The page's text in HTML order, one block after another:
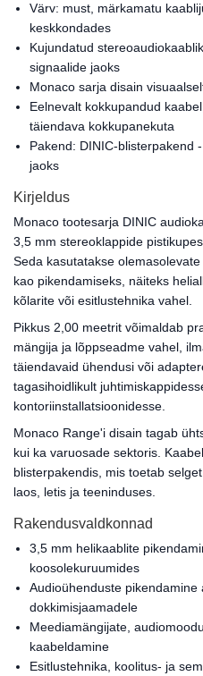
Värv: must, märkamatu
keskkondades
Kujundatud
signaalide jaoks
Monaco sarja disain
Eelnevalt kokkupandud
täiendava kokkupanekuta
Pakend: DINIC-blisterpakend
jaoks
Kirjeldus
Monaco tootesarja DINIC
3,5 mm stereoklappide
Seda kasutatakse
kao pikendamiseks, näiteks
kõlarite või esitlustehnika vahel.
Pikkus 2,00 meetrit võimaldab
mängija ja lõppseadme vahel,
täiendavaid ühendusi või
tagasihoidlikult
kontoriinstallatsioonidesse.
Monaco Range'i disain tagab
kui ka varuosade sektoris.
blisterpakendis, mis toetab
laos, letis ja teeninduses.
Rakendusvaldkonnad
3,5 mm helikaablite
koosolekuruumides
Audioühenduste pikendamine
dokkimisjaamadele
Meediamängijate,
kaabeldamine
Esitlustehnika, koolitus- ja